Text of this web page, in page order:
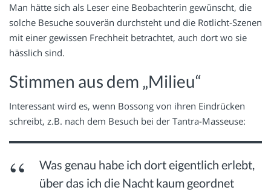
Man hätte sich als Leser eine Beobachterin gewünscht, die
solche Besuche souverän durchsteht und die Rotlicht-Szenen
mit einer gewissen Frechheit betrachtet, auch dort wo sie
hässlich sind.
Stimmen aus dem „Milieu“
Interessant wird es, wenn Bossong von ihren Eindrücken
schreibt, z.B. nach dem Besuch bei der Tantra-Masseuse:
Was genau habe ich dort eigentlich erlebt,
über das ich die Nacht kaum geordnet